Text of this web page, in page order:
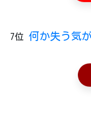
7位 何か失う気